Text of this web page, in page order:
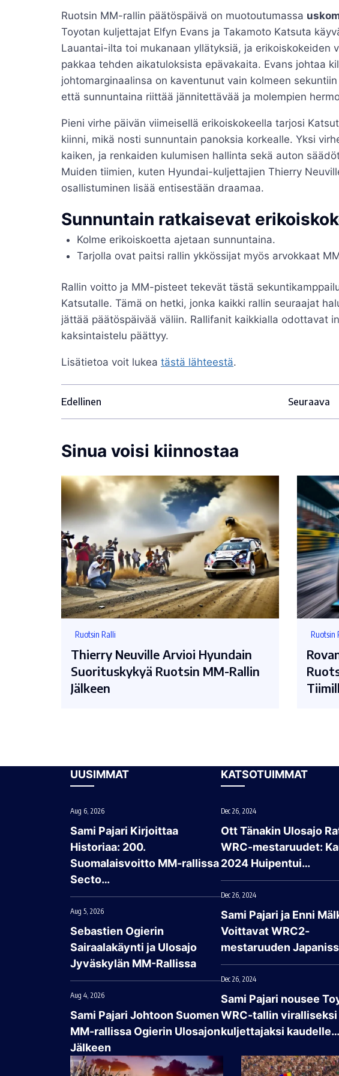
Ruotsin MM-rallin päätöspäivä on muotoutumassa
Toyotan kuljettajat Elfyn Evans ja Takamoto Katsuta
Lauantai-ilta toi mukanaan yllätyksiä, ja erikoiskokeiden
pakkaa tehden aikatuloksista epävakaita. Evans johtaa
johtomarginaalinsa on kaventunut vain kolmeen
että sunnuntaina riittää jännitettävää ja molempien
Pieni virhe päivän viimeisellä erikoiskokeella tarjosi
kiinni, mikä nosti sunnuntain panoksia korkealle. Yksi
kaiken, ja renkaiden kulumisen hallinta sekä auton
Muiden tiimien, kuten Hyundai-kuljettajien Thierry
osallistuminen lisää entisestään draamaa.
Sunnuntain ratkaisevat
Kolme erikoiskoetta ajetaan sunnuntaina.
Tarjolla ovat paitsi rallin ykkössijat myös arvokkaat
Rallin voitto ja MM-pisteet tekevät tästä
Katsutalle. Tämä on hetki, jonka kaikki rallin seuraajat
jättää päätöspäivää väliin. Rallifanit kaikkialla odottavat
kaksintaistelu päättyy.
Lisätietoa voit lukea tästä lähteestä.
Edellinen Seuraava
Sinua voisi kiinnostaa
Ruotsin Ralli
Thierry Neuville Arvioi Hyundain
Suorituskykyä Ruotsin MM-Rallin
Jälkeen
Ruotsin
UUSIMMAT
Aug 6, 2026
Sami Pajari Kirjoittaa
Historiaa: 200.
Suomalaisvoitto MM-rallissa
Secto…
Aug 5, 2026
Sebastien Ogierin
Sairaalakäynti ja Ulosajo
Jyväskylän MM-Rallissa
Aug 4, 2026
Sami Pajari Johtoon Suomen
MM-rallissa Ogierin Ulosajon
Jälkeen
KATSOTUIMMAT
Dec 26, 2024
Ott Tänakin Ulosajo
WRC-mestaruudet:
2024 Huipentui…
Dec 26, 2024
Sami Pajari ja Enni
Voittavat WRC2-
mestaruuden
Dec 26, 2024
Sami Pajari nousee
WRC-tallin viralliseksi
kuljettajaksi kaudelle…